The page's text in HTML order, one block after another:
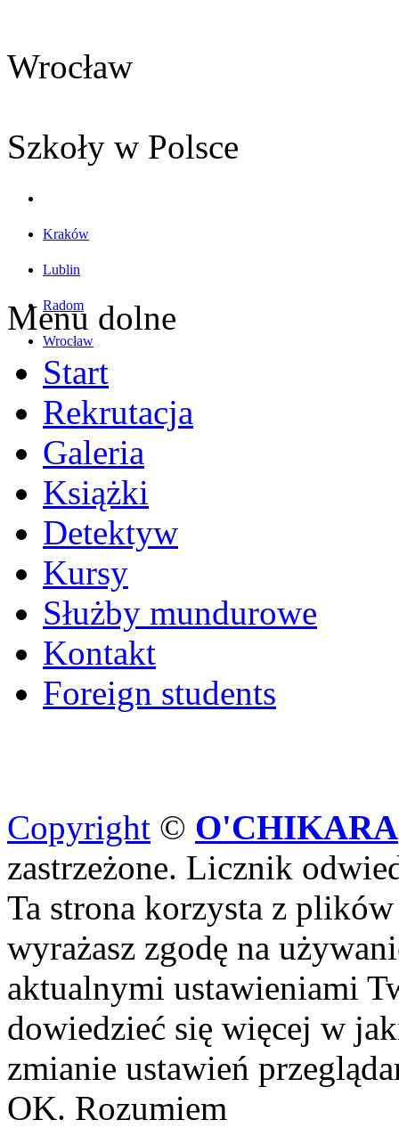
Wrocław
Szkoły w Polsce
Kraków
Lublin
Radom
Wrocław
Menu dolne
Start
Rekrutacja
Galeria
Książki
Detektyw
Kursy
Służby mundurowe
Kontakt
Foreign students
Copyright © O'CHIKARA
zastrzeżone. Licznik
Ta strona korzysta z
wyrażasz zgodę na
aktualnymi ustawieniami
dowiedzieć się więcej w
zmianie ustawień
OK. Rozumiem